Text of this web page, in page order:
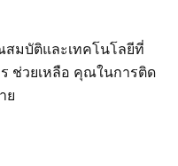
มบัติและเทคโนโลยีที่
ช่วยเหลือ คุณในการติด
ย